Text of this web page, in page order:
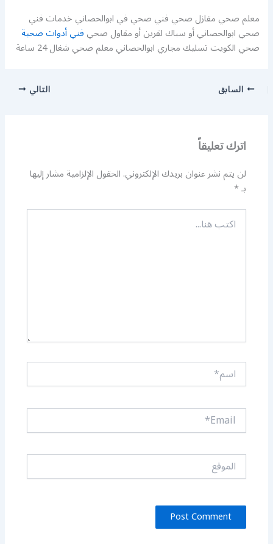
معلم صحي مقازل صحي فني صحي في ابوالحصاني خدمات فني
صحي ابوالحصاني أو سباك لقرين أو مقاول صحيفني أدوات صحية
صحي الكويت تسليك مجاري ابوالحصاني معلم صحي شغال 24 ساعة
السابق التالي
اترك تعليقاً
لن يتم نشر عنوان بريدك الإلكتروني.الحقول الإلزامية مشار إليها
بـ*
اكتب
هنا...
اسم*
Email*
الموقع